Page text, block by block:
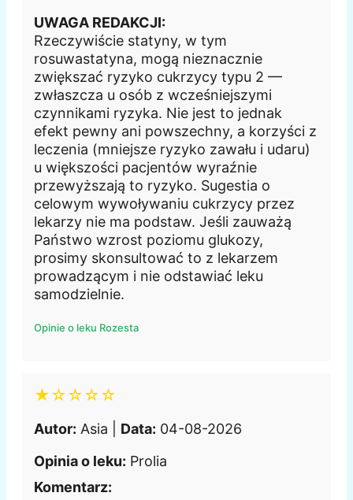
UWAGA REDAKCJI:
Rzeczywiście statyny, w tym
rosuwastatyna, mogą nieznacznie
zwiększać ryzyko cukrzycy typu 2 —
zwłaszcza u osób z wcześniejszymi
czynnikami ryzyka. Nie jest to jednak
efekt pewny ani powszechny, a korzyści z
leczenia (mniejsze ryzyko zawału i udaru)
u większości pacjentów wyraźnie
przewyższają to ryzyko. Sugestia o
celowym wywoływaniu cukrzycy przez
lekarzy nie ma podstaw. Jeśli zauważą
Państwo wzrost poziomu glukozy,
prosimy skonsultować to z lekarzem
prowadzącym i nie odstawiać leku
samodzielnie.
Opinie o leku Rozesta
★☆☆☆☆
Autor: Asia | Data: 04-08-2026
Opinia o leku: Prolia
Komentarz: